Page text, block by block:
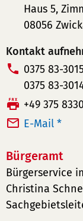
Haus 5,
08056
Kontakt
T
e
l
e
n
n
u
m
0375 83-
0375 83-
F
a
+49 375
E-Mail *
Bürgeramt
Bürgerservice
Christina